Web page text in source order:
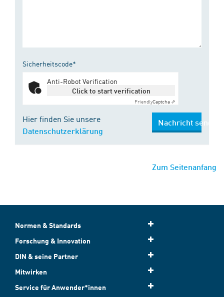
Sicherheitscode*
Anti-Robot Verification
Click to start verification
FriendlyCaptcha ⇗
Hier finden Sie unsere
Datenschutzerklärung
Nachricht senden
Zum Seitenanfang
Normen & Standards
Forschung & Innovation
DIN & seine Partner
Mitwirken
Service für Anwender*innen